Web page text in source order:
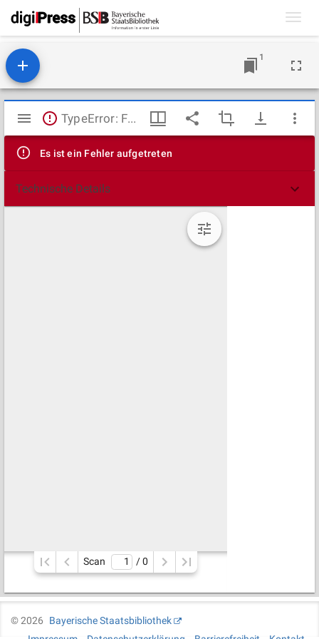
1
Mirador
Viewer
TypeError: Failed to fetch
Es ist ein Fehler aufgetreten
Technische Details
Scan / 0
©2026
Bayerische Staatsbibliothek